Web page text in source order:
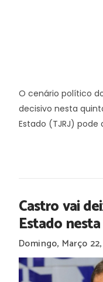
O cenário político
decisivo nesta
Estado (TJRJ) pode
Castro vai
Estado
Domingo, Março